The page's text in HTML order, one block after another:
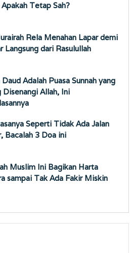
Tetap Sah?
Rela Menahan Lapar demi
Langsung dari Rasulullah
Daud Adalah Puasa Sunnah yang
Disenangi Allah, Ini
Seperti Tidak Ada Jalan
Bacalah 3 Doa ini
Muslim Ini Bagikan Harta
sampai Tak Ada Fakir Miskin